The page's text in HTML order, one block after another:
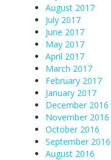
August 2017
July 2017
June 2017
May 2017
April 2017
March 2017
February 2017
January 2017
December 2016
November 2016
October 2016
September 2016
August 2016